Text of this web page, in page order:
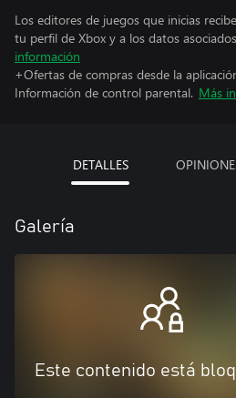
Los editores de juegos que inicias
tu perfil de Xbox y a los datos
información
+Ofertas de compras desde la
Información de control parental. Más
DETALLES
Galería
Este contenido está